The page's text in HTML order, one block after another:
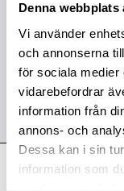
Denna webbplats
Vi använder
och annonserna
för sociala medier
vidarebefordrar
information från
annons- och
Dessa kan i sin
information som
Info
Kontakt